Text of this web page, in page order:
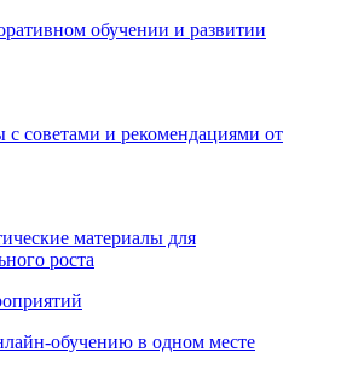
обучении и развитии
советами и рекомендациями от
материалы для
роста
обучению в одном месте